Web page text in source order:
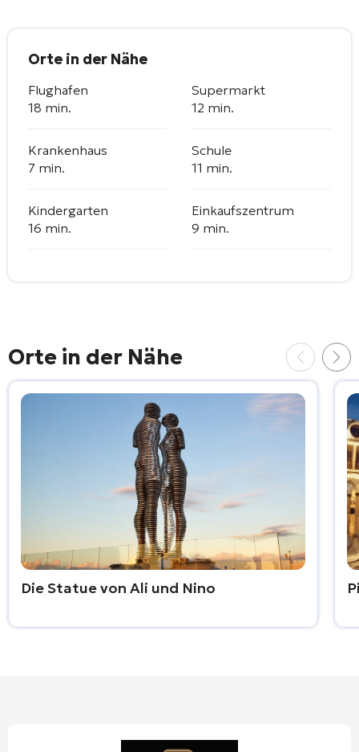
Orte in der Nähe
Flughafen
18 min.
Supermarkt
12 min.
Krankenhaus
7 min.
Schule
11 min.
Kindergarten
16 min.
Einkaufszentrum
9 min.
Orte in der Nähe
Die Statue von Ali und Nino